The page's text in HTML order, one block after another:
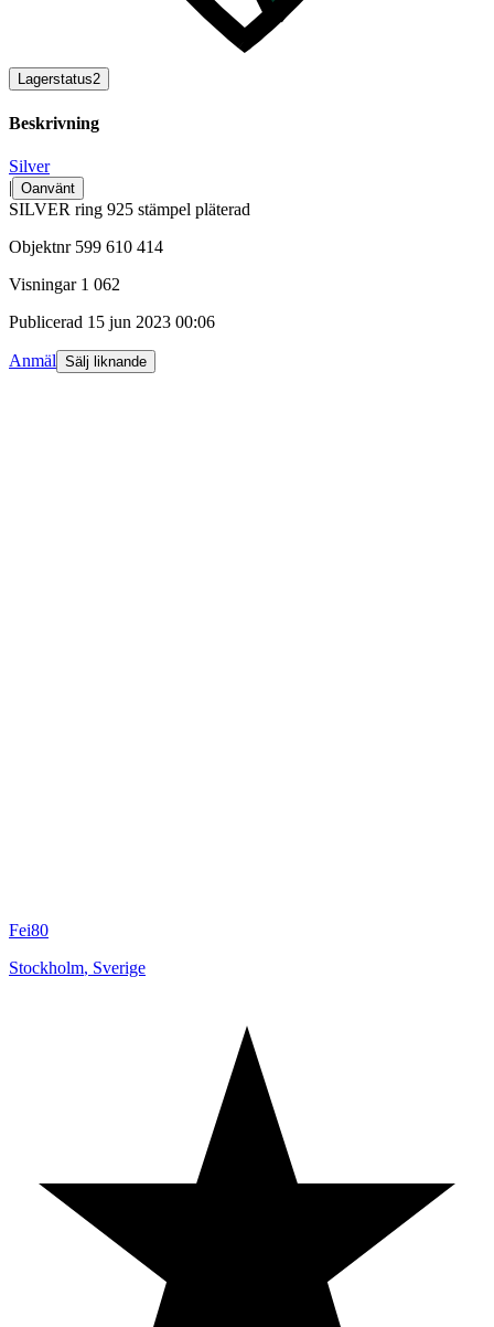
Lagerstatus2
Beskrivning
Silver
| Oanvänt
SILVER ring 925 stämpel pläterad
Objektnr 599 610 414
Visningar 1 062
Publicerad 15 jun 2023 00:06
Anmäl Sälj liknande
Fei80
Stockholm, Sverige